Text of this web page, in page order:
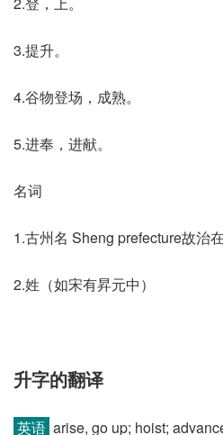
3.提升。
4.谷物登场，成熟。
5.进奉，进献。
名词
1.古州名 Sheng prefecture故治在
2.姓（如宋有昇元中）
升字的翻译
英语 arise, go up; hoist;